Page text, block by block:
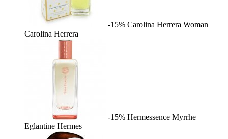
-15% Carolina Herrera Woman
Carolina Herrera
-15% Hermessence Myrrhe
Eglantine Hermes